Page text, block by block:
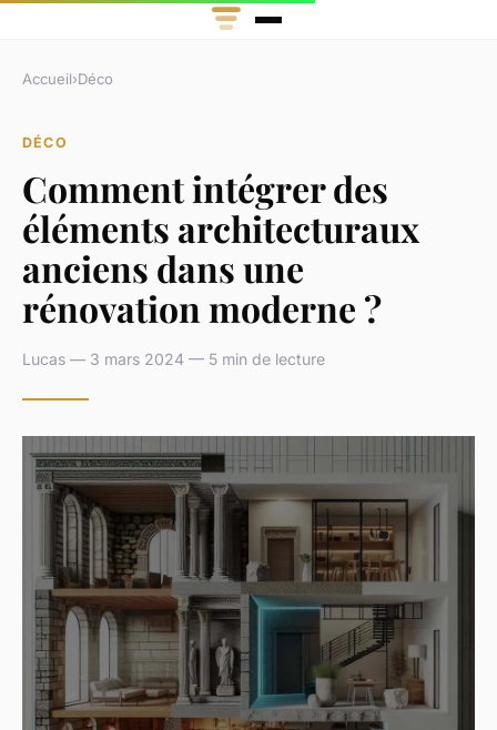
Accueil›Déco
DÉCO
Comment intégrer des
éléments architecturaux
anciens dans une
rénovation moderne ?
Lucas — 3 mars 2024 — 5 min de lecture